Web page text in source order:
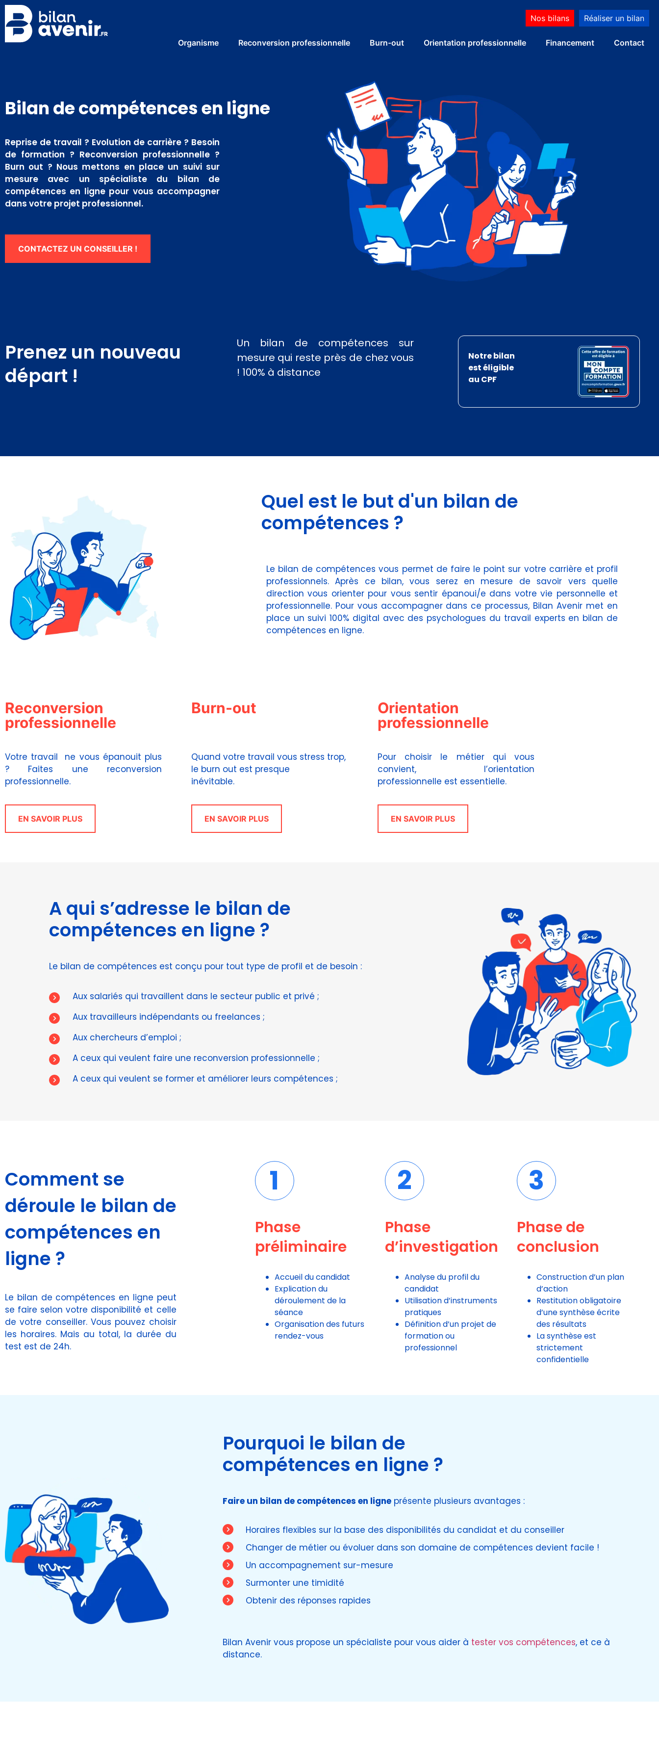
Nos bilans Réaliser un bilan
Organisme Reconversion professionnelle Burn-out Orientation professionnelle Financement Contact
Bilan de compétences en ligne
Reprise de travail ? Evolution de carrière ? Besoin
de formation ? Reconversion professionnelle ?
Burn out ? Nous mettons en place un suivi sur
mesure avec un spécialiste du bilan de
compétences en ligne pour vous accompagner
dans votre projet professionnel.
CONTACTEZ UN CONSEILLER !
Prenez un nouveau
départ !
Un bilan de compétences sur
mesure qui reste près de chez vous
! 100% à distance
Notre bilan
est éligible
au CPF
Quel est le but d'un bilan de
compétences ?
Le bilan de compétences vous permet de faire le point sur votre carrière et profil
professionnels. Après ce bilan, vous serez en mesure de savoir vers quelle
direction vous orienter pour vous sentir épanoui/e dans votre vie personnelle et
professionnelle. Pour vous accompagner dans ce processus, Bilan Avenir met en
place un suivi 100% digital avec des psychologues du travail experts en bilan de
compétences en ligne.
Reconversion
professionnelle
Votre travail ne vous épanouit plus
? Faites une reconversion
professionnelle.
EN SAVOIR PLUS
Burn-out
Quand votre travail vous stress trop,
le burn out est presque
inévitable.
EN SAVOIR PLUS
Orientation
professionnelle
Pour choisir le métier qui vous
convient, l’orientation
professionnelle est essentielle.
EN SAVOIR PLUS
A qui s’adresse le bilan de
compétences en ligne ?
Le bilan de compétences est conçu pour tout type de profil et de besoin :
Aux salariés qui travaillent dans le secteur public et privé ;
Aux travailleurs indépendants ou freelances ;
Aux chercheurs d’emploi ;
A ceux qui veulent faire une reconversion professionnelle ;
A ceux qui veulent se former et améliorer leurs compétences ;
Comment se
déroule le bilan de
compétences en
ligne ?
Le bilan de compétences en ligne peut
se faire selon votre disponibilité et celle
de votre conseiller. Vous pouvez choisir
les horaires. Mais au total, la durée du
test est de 24h.
1
Phase
préliminaire
Accueil du candidat
Explication du
déroulement de la
séance
Organisation des futurs
rendez-vous
2
Phase
d’investigation
Analyse du profil du
candidat
Utilisation d’instruments
pratiques
Définition d’un projet de
formation ou
professionnel
3
Phase de
conclusion
Construction d’un plan
d’action
Restitution obligatoire
d’une synthèse écrite
des résultats
La synthèse est
strictement
confidentielle
Pourquoi le bilan de
compétences en ligne ?
Faire un bilan de compétences en ligneprésente plusieurs avantages :
Horaires flexibles sur la base des disponibilités du candidat et du conseiller
Changer de métier ou évoluer dans son domaine de compétences devient facile !
Un accompagnement sur-mesure
Surmonter une timidité​
Obtenir des réponses rapides​
Bilan Avenir vous propose un spécialiste pour vous aider à tester vos compétences, et ce à
distance.
sont pas
sont
nécessaires au
puissions
la façon dont
le site Web
est utilisé.
Experience
Afin que notre
site Web
fonctionne
aussi bien que
possible lors
de votre
du site Web.
votre intérêt et
votre
comportement
site, vous
augmentez les